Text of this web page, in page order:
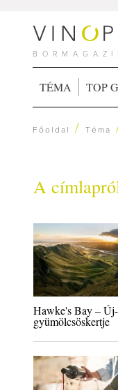
TÉMA TOP
Főoldal /Téma
A
Hawke's Bay –
gyümölcsöskertje